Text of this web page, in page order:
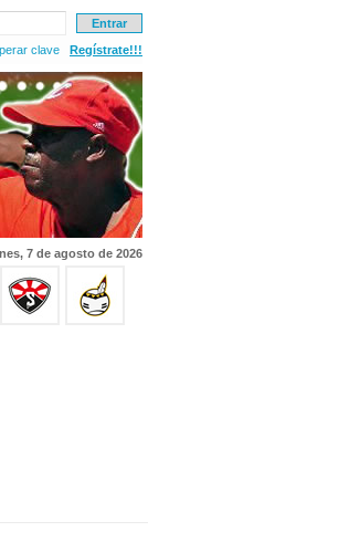
clave Regístrate!!!
7 de agosto de 2026